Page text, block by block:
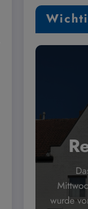
wurde